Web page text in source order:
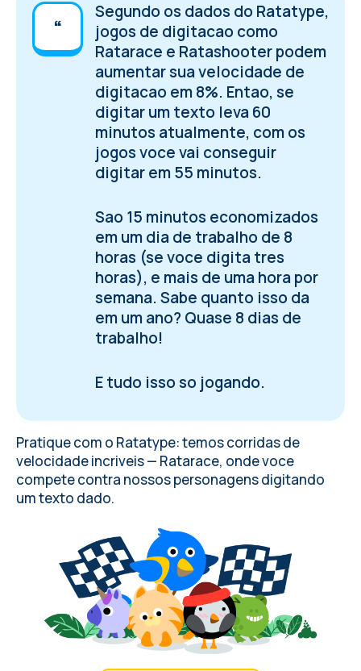
Segundo os dados do Ratatype,
jogos de digitacao como
Ratarace e Ratashooter podem
aumentar sua velocidade de
digitacao em 8%. Entao, se
digitar um texto leva 60
minutos atualmente, com os
jogos voce vai conseguir
digitar em 55 minutos.
Sao 15 minutos economizados
em um dia de trabalho de 8
horas (se voce digita tres
horas), e mais de uma hora por
semana. Sabe quanto isso da
em um ano? Quase 8 dias de
trabalho!
E tudo isso so jogando.
Pratique com o Ratatype: temos corridas de
velocidade incriveis — Ratarace, onde voce
compete contra nossos personagens digitando
um texto dado.